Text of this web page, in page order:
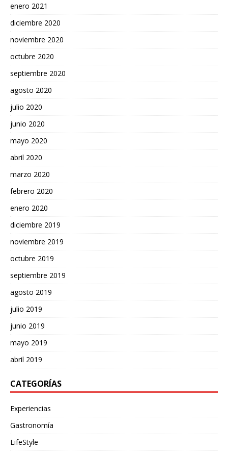
enero 2021
diciembre 2020
noviembre 2020
octubre 2020
septiembre 2020
agosto 2020
julio 2020
junio 2020
mayo 2020
abril 2020
marzo 2020
febrero 2020
enero 2020
diciembre 2019
noviembre 2019
octubre 2019
septiembre 2019
agosto 2019
julio 2019
junio 2019
mayo 2019
abril 2019
CATEGORÍAS
Experiencias
Gastronomía
LifeStyle